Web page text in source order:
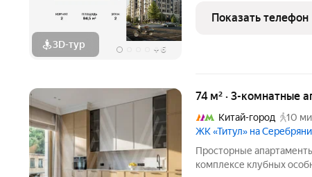
3D-тур + 6
спальни. Срок сдачи IV
Показать телефон
74 м² · 3-комнатные
Китай-город
10
ЖК «Титул» на
Просторные
комплексе клубных